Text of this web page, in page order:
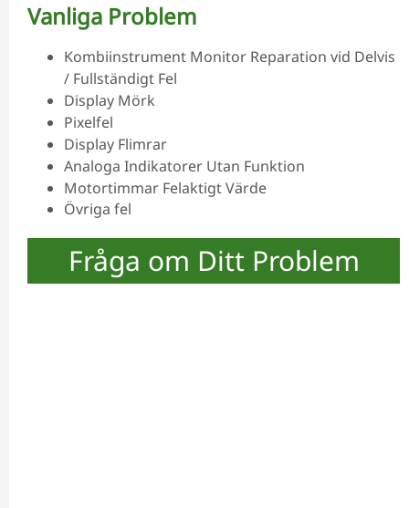
Vanliga Problem
Kombiinstrument Monitor Reparation vid Delvis
/ Fullständigt Fel
Display Mörk
Pixelfel
Display Flimrar
Analoga Indikatorer Utan Funktion
Motortimmar Felaktigt Värde
Övriga fel
Fråga om Ditt Problem